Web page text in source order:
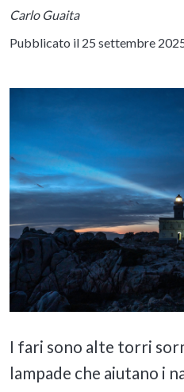
Carlo Guaita
Pubblicato il 25 settembre
I fari sono alte torri
lampade che aiutano i